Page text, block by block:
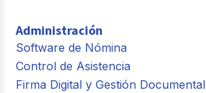
Administración
Software de Nómina
Control de Asistencia
Firma Digital y Gestión Documental